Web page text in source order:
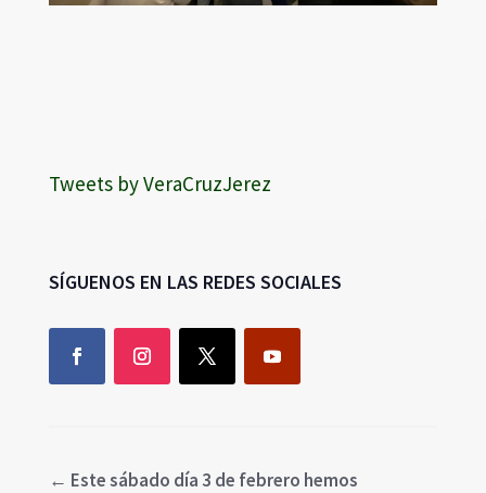
Tweets by VeraCruzJerez
SÍGUENOS EN LAS REDES SOCIALES
← Este sábado día 3 de febrero hemos